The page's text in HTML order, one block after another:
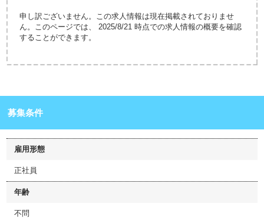
申し訳ございません。この求人情報は現在掲載されておりませ
ん。このページでは、 2025/8/21 時点での求人情報の概要を確認
することができます。
募集条件
雇用形態
正社員
年齢
不問